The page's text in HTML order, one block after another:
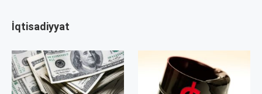
İqtisadiyyat